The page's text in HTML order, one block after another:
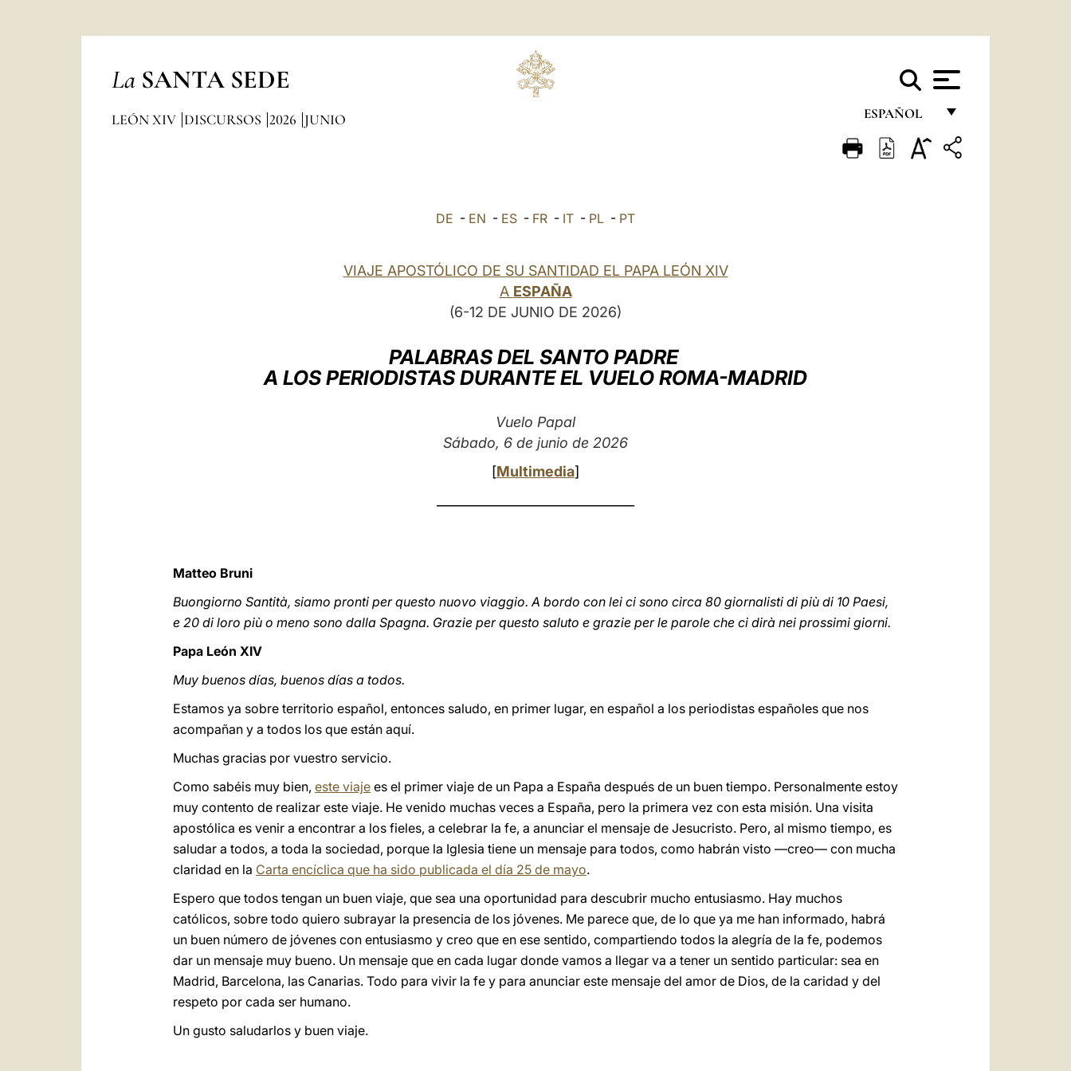
La SANTA SEDE
ESPAÑOL
FRANÇAIS
LEÓN XIV DISCURSOS 2026 JUNIO
DE - EN - ES - FR - IT - PL - PT
VIAJE APOSTÓLICO DE SU SANTIDAD EL PAPA LEÓN XIV
A ESPAÑA
(6-12 DE JUNIO DE 2026)
PALABRAS DEL SANTO PADRE
A LOS PERIODISTAS DURANTE EL VUELO ROMA-MADRID
Vuelo Papal
Sábado, 6 de junio de 2026
[Multimedia]
Matteo Bruni
Buongiorno Santità, siamo pronti per questo nuovo viaggio. A bordo con lei ci sono circa 80 giornalisti di più di 10 Paesi,
e 20 di loro più o meno sono dalla Spagna. Grazie per questo saluto e grazie per le parole che ci dirà nei prossimi giorni.
Papa León XIV
Muy buenos días, buenos días a todos.
Estamos ya sobre territorio español, entonces saludo, en primer lugar, en español a los periodistas españoles que nos
acompañan y a todos los que están aquí.
Muchas gracias por vuestro servicio.
Como sabéis muy bien, este viaje es el primer viaje de un Papa a España después de un buen tiempo. Personalmente estoy
muy contento de realizar este viaje. He venido muchas veces a España, pero la primera vez con esta misión. Una visita
apostólica es venir a encontrar a los fieles, a celebrar la fe, a anunciar el mensaje de Jesucristo. Pero, al mismo tiempo, es
saludar a todos, a toda la sociedad, porque la Iglesia tiene un mensaje para todos, como habrán visto —creo— con mucha
claridad en la Carta encíclica que ha sido publicada el día 25 de mayo.
Espero que todos tengan un buen viaje, que sea una oportunidad para descubrir mucho entusiasmo. Hay muchos
católicos, sobre todo quiero subrayar la presencia de los jóvenes. Me parece que, de lo que ya me han informado, habrá
un buen número de jóvenes con entusiasmo y creo que en ese sentido, compartiendo todos la alegría de la fe, podemos
dar un mensaje muy bueno. Un mensaje que en cada lugar donde vamos a llegar va a tener un sentido particular: sea en
Madrid, Barcelona, las Canarias. Todo para vivir la fe y para anunciar este mensaje del amor de Dios, de la caridad y del
respeto por cada ser humano.
Un gusto saludarlos y buen viaje.